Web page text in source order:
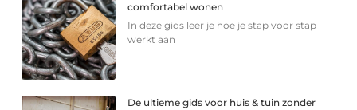
comfortabel wonen
In deze gids leer je hoe je stap voor stap
werkt aan
De ultieme gids voor huis & tuin zonder